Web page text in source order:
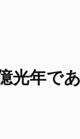
光年で